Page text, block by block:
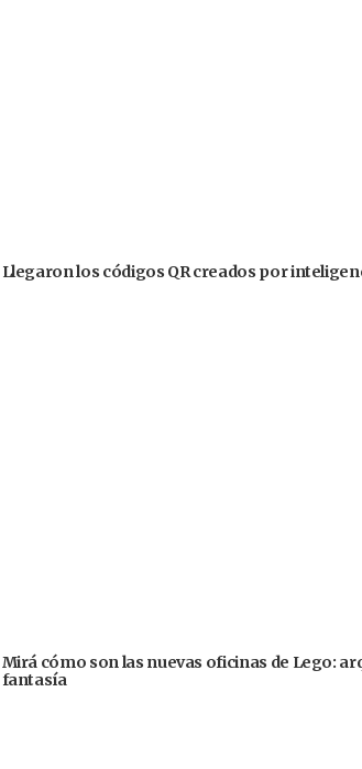
Llegaron los códigos QR creados por
Mirá cómo son las nuevas oficinas de Lego:
fantasía